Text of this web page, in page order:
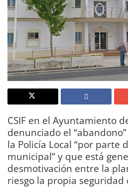
CSIF en el Ayuntamiento
denunciado el
la Policía Local “por parte
municipal” y que está
desmotivación entre la
riesgo la propia seguridad